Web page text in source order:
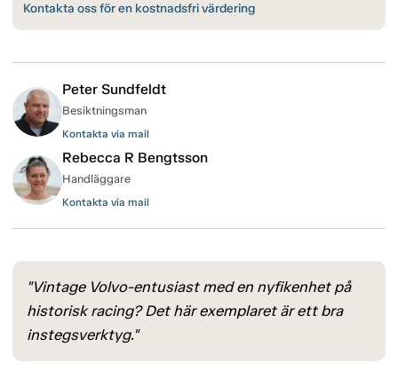
Kontakta oss för en kostnadsfri värdering
Peter Sundfeldt
Besiktningsman
Kontakta via mail
Rebecca R Bengtsson
Handläggare
Kontakta via mail
"Vintage Volvo-entusiast med en nyfikenhet på
historisk racing? Det här exemplaret är ett bra
instegsverktyg."